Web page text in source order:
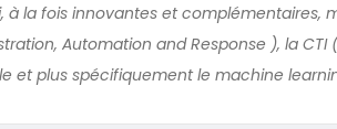
à la fois innovantes et complémentaires,
Automation and Response ), la CTI
et plus spécifiquement le machine